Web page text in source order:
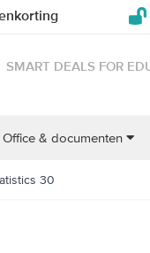
SMART DEALS FOR
Office & documenten
30